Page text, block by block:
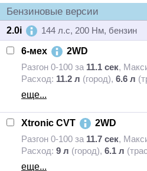
Бензиновые версии
2.0i 144 л.с, 200 Нм, бензин
6-мех
2WD
Разгон 0-100 за 11.1 сек,
Расход: 11.2 л (город), 6.6 л
еще...
Xtronic CVT
2WD
Разгон 0-100 за 11.7 сек,
Расход: 9 л (город), 6.1 л
еще...